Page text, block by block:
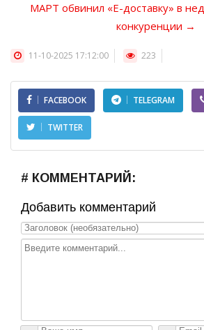
МАРТ обвинил «Е-доставку» в
конкуренции →
11-10-2025 17:12:00 223
FACEBOOK TELEGRAM
TWITTER
# КОММЕНТАРИЙ:
Добавить комментарий